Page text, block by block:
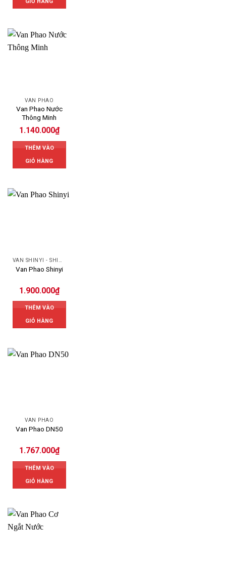
GIỎ HÀNG
VAN PHAO
Van Phao Nước
Thông Minh
1.140.000₫
THÊM VÀO
GIỎ HÀNG
Van Phao Shinyi
1.900.000₫
THÊM VÀO
GIỎ HÀNG
VAN PHAO
Van Phao DN50
1.767.000₫
THÊM VÀO
GIỎ HÀNG